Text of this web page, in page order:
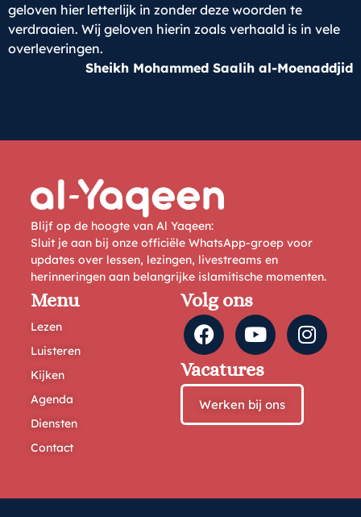
geloven hier letterlijk in zonder deze woorden te
verdraaien. Wij geloven hierin zoals verhaald is in vele
overleveringen.
Sheikh Mohammed Saalih al-Moenaddjid
Blijf op de hoogte van Al Yaqeen:
Sluit je aan bij onze officiële WhatsApp-groep voor
updates over lessen, lezingen, livestreams en
herinneringen aan belangrijke islamitische momenten.
Menu
Lezen
Luisteren
Kijken
Agenda
Diensten
Contact
Volg ons
Vacatures
Werken bij ons